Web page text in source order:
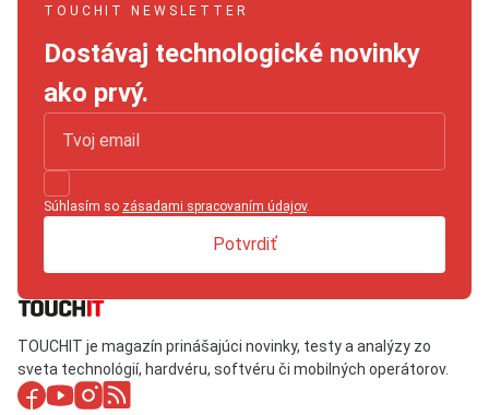
TOUCHIT NEWSLETTER
Dostávaj technologické novinky
ako prvý.
Súhlasím so zásadami spracovaním údajov.
Potvrdiť
TOUCHIT je magazín prinášajúci novinky, testy a analýzy zo
sveta technológií, hardvéru, softvéru či mobilných operátorov.